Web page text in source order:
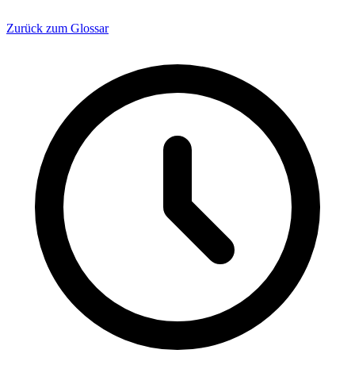
Zurück zum Glossar